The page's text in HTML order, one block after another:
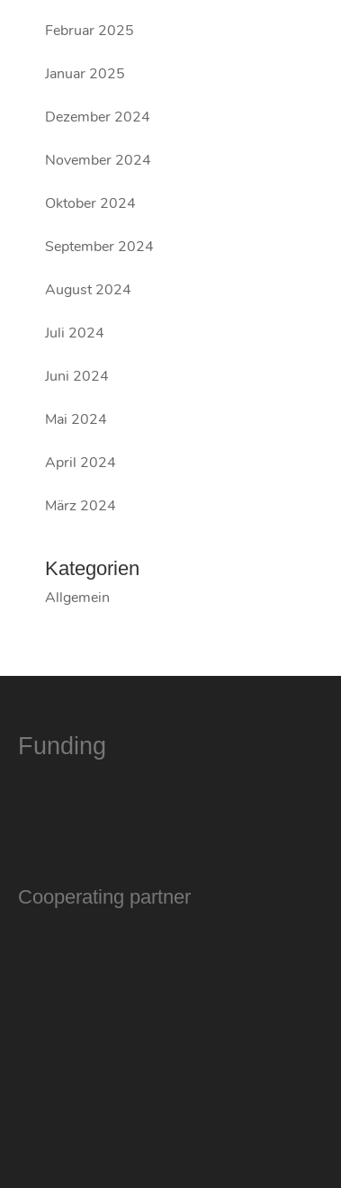
Februar 2025
Januar 2025
Dezember 2024
November 2024
Oktober 2024
September 2024
August 2024
Juli 2024
Juni 2024
Mai 2024
April 2024
März 2024
Kategorien
Allgemein
Funding
Cooperating partner